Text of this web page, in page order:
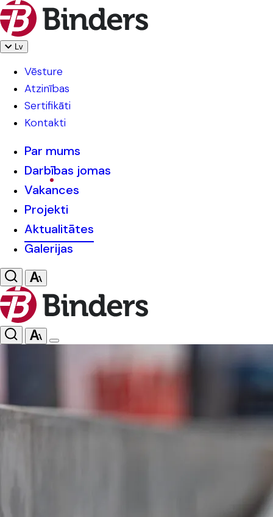
Lv
Vēsture
Atzinības
Sertifikāti
Kontakti
Par mums
Darbības jomas
Vakances
Projekti
Aktualitātes
Galerijas